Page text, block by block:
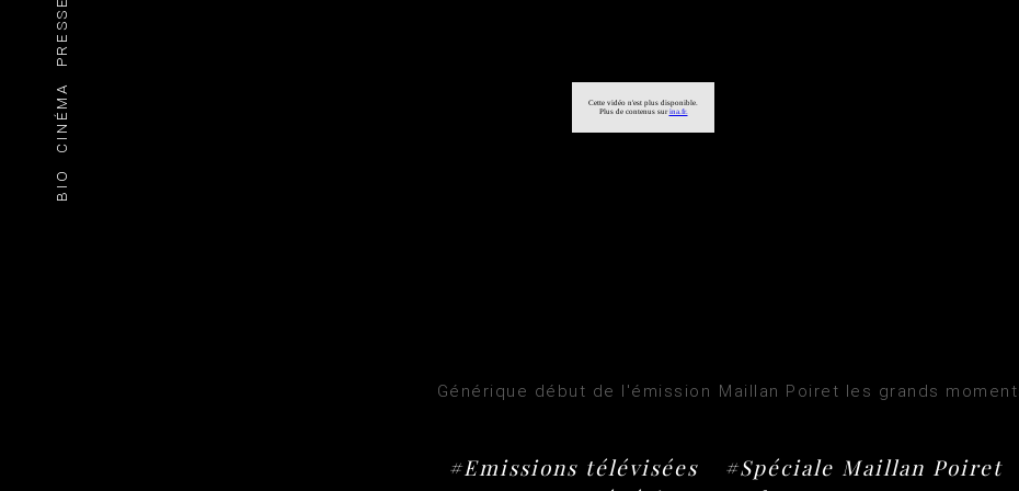
BIO
CINÉMA
PRESSE
Générique début de l'émission Maillan Poiret les grands
#Emissions télévisées
#Spéciale Maillan Poiret